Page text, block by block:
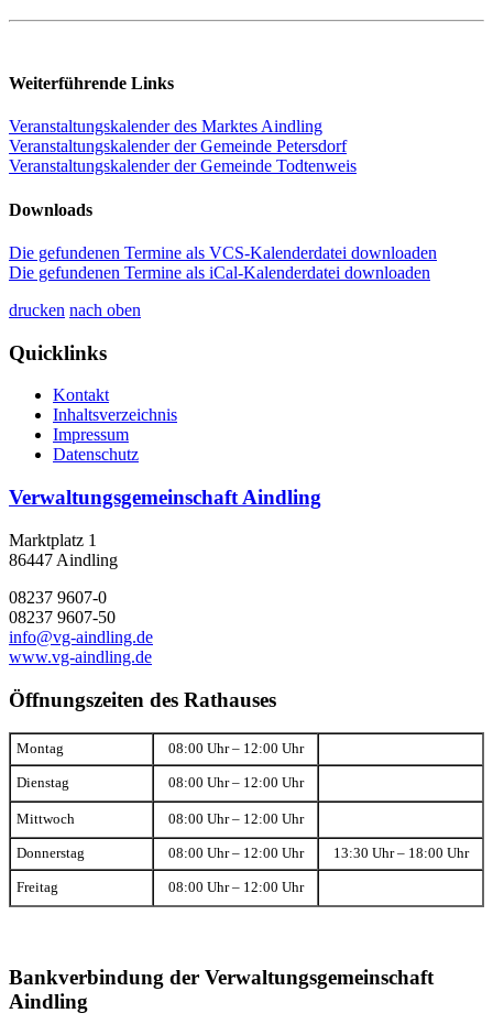
Weiterführende Links
Veranstaltungskalender des Marktes Aindling
Veranstaltungskalender der Gemeinde Petersdorf
Veranstaltungskalender der Gemeinde Todtenweis
Downloads
Die gefundenen Termine als VCS-Kalenderdatei downloaden
Die gefundenen Termine als iCal-Kalenderdatei downloaden
drucken nach oben
Quicklinks
Kontakt
Inhaltsverzeichnis
Impressum
Datenschutz
Verwaltungsgemeinschaft Aindling
Marktplatz 1
86447 Aindling
08237 9607-0
08237 9607-50
info@vg-aindling.de
www.vg-aindling.de
Öffnungszeiten des Rathauses
Montag 08:00 Uhr – 12:00 Uhr
Dienstag 08:00 Uhr – 12:00 Uhr
Mittwoch 08:00 Uhr – 12:00 Uhr
Donnerstag 08:00 Uhr – 12:00 Uhr 13:30 Uhr – 18:00 Uhr
Freitag 08:00 Uhr – 12:00 Uhr
Bankverbindung der Verwaltungsgemeinschaft
Aindling